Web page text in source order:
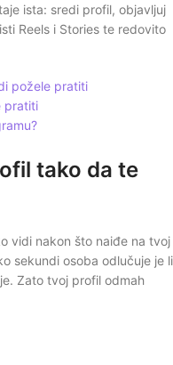
ista: sredi profil, objavljuj
Reels i Stories te redovito
požele pratiti
pratiti
tako da te
vidi nakon što naiđe na tvoj
sekundi osoba odlučuje je li
Zato tvoj profil odmah